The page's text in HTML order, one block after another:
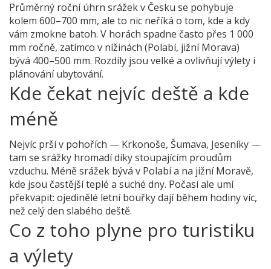
Průměrný roční úhrn srážek v Česku se pohybuje
kolem 600–700 mm, ale to nic neříká o tom, kde a kdy
vám zmokne batoh. V horách spadne často přes 1 000
mm ročně, zatímco v nížinách (Polabí, jižní Morava)
bývá 400–500 mm. Rozdíly jsou velké a ovlivňují výlety i
plánování ubytování.
Kde čekat nejvíc deště a kde
méně
Nejvíc prší v pohořích — Krkonoše, Šumava, Jeseníky —
tam se srážky hromadí díky stoupajícím proudům
vzduchu. Méně srážek bývá v Polabí a na jižní Moravě,
kde jsou častější teplé a suché dny. Počasí ale umí
překvapit: ojedinělé letní bouřky dají během hodiny víc,
než celý den slabého deště.
Co z toho plyne pro turistiku
a výlety